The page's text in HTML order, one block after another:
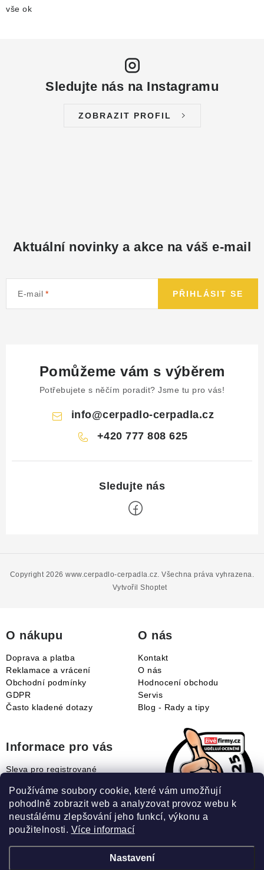
Používáme soubory cookie, které vám umožňují
pohodlně zobrazit web a analyzovat provoz webu k
neustálému zlepšování jeho funkcí, výkonu a
použitelnosti. Více informací
Nastavení
vše ok
Sledujte nás na Instagramu
ZOBRAZIT PROFIL
Aktuální novinky a akce na váš e-mail
E-mail PŘIHLÁSIT SE
Pomůžeme vám s výběrem
Potřebujete s něčím poradit? Jsme tu pro vás!
info@cerpadlo-cerpadla.cz
+420 777 808 625
Vytvořil Shoptet
Copyright 2026www.cerpadlo-cerpadla.cz. Všechna práva vyhrazena.
O nákupu
Doprava a platba
Reklamace a vrácení
Obchodní podmínky
GDPR
Často kladené dotazy
O nás
Kontakt
O nás
Hodnocení obchodu
Servis
Blog - Rady a tipy
Informace pro vás
Sleva pro registrované
Jak uplatnit slevový kupón?
Jak nakupovat?
Slovník pojmů